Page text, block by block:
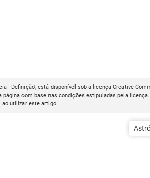
- Definição', está disponível sob a licença Creative
com base nas condições estipuladas pela
ao utilizar este artigo.